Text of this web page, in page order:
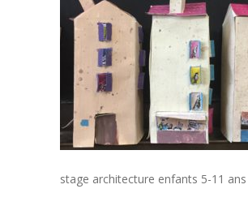
-- Séances ponctuelles
Prépa
-- Dessin et expression plastique
-- Prépa. aux écoles d'art
Stages
stage architecture enfants 5-11 ans